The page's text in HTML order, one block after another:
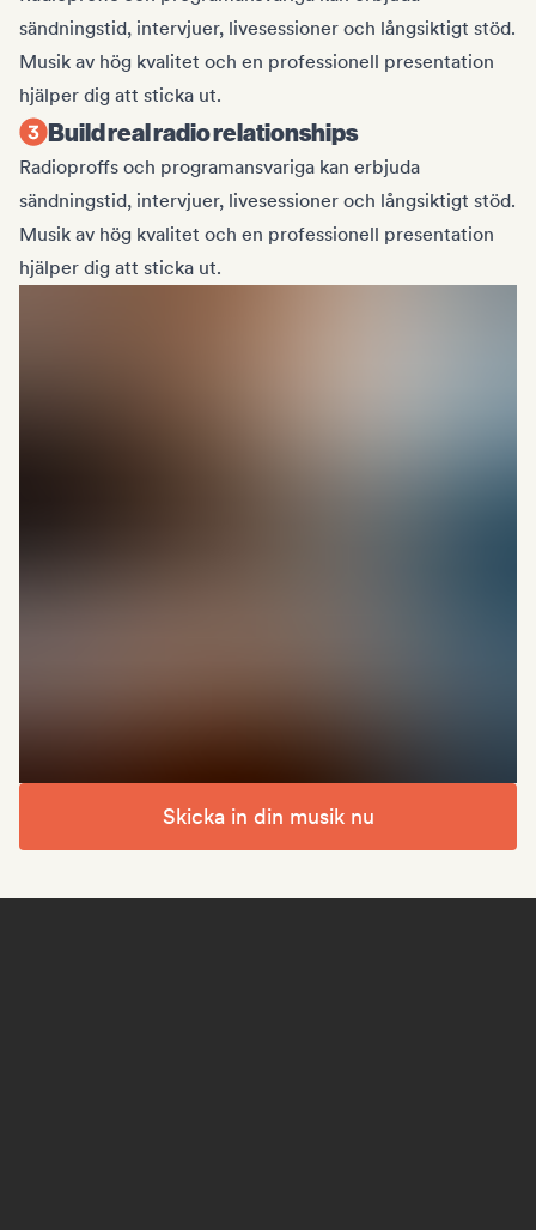
sändningstid, intervjuer, livesessioner och långsiktigt stöd.
Musik av hög kvalitet och en professionell presentation
hjälper dig att sticka ut.
Build real radio relationships
Radioproffs och programansvariga kan erbjuda
sändningstid, intervjuer, livesessioner och långsiktigt stöd.
Musik av hög kvalitet och en professionell presentation
hjälper dig att sticka ut.
Skicka in din musik nu